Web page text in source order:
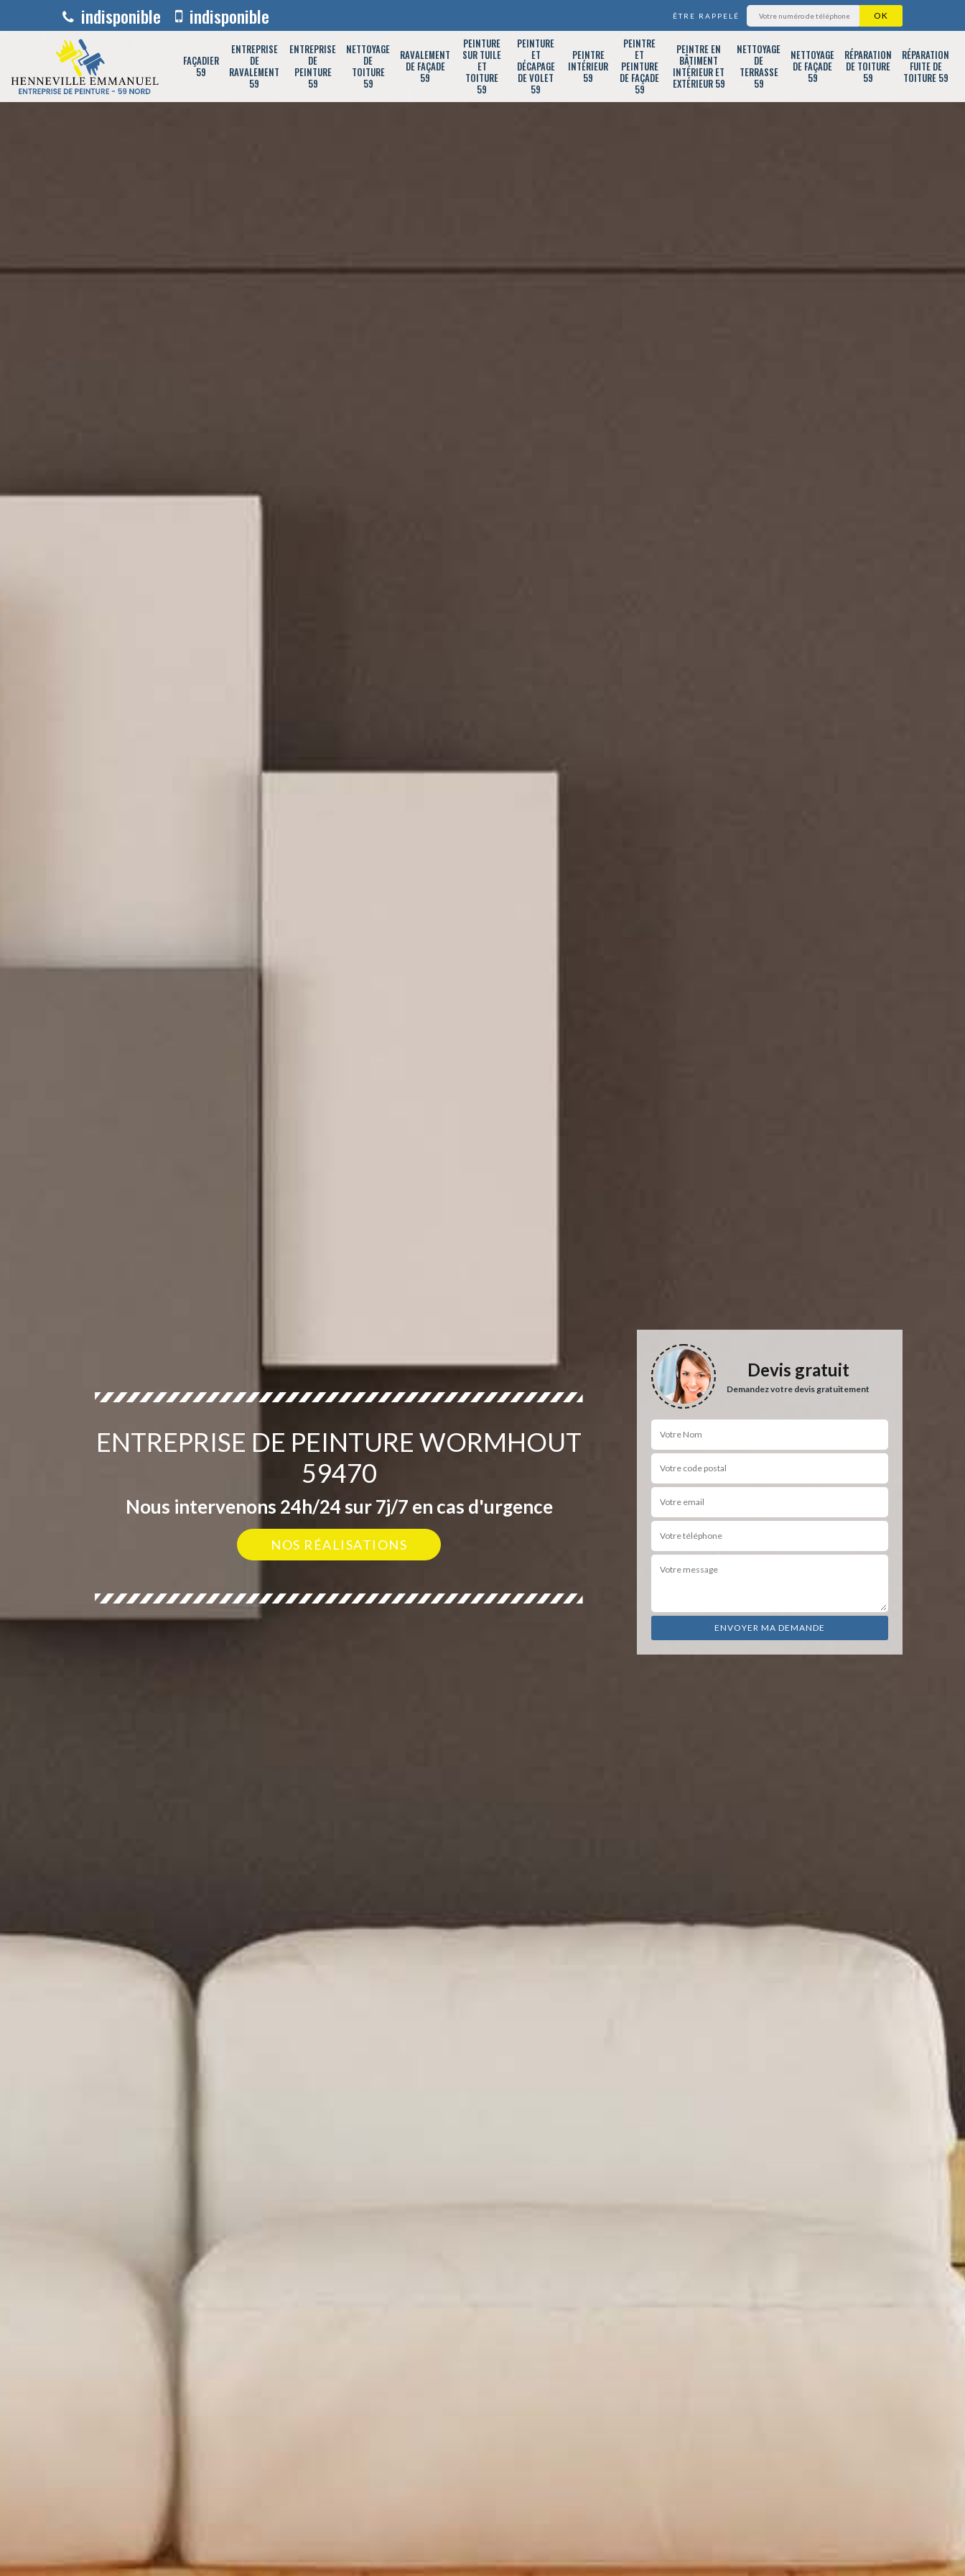
indisponible indisponible ÊTRE RAPPELÉ
FAÇADIER
59
ENTREPRISE
DE
RAVALEMENT
59
ENTREPRISE
DE
PEINTURE
59
NETTOYAGE
DE
TOITURE
59
RAVALEMENT
DE FAÇADE
59
PEINTURE
SUR TUILE
ET
TOITURE
59
PEINTURE
ET
DÉCAPAGE
DE VOLET
59
PEINTRE
INTÉRIEUR
59
PEINTRE
ET
PEINTURE
DE FAÇADE
59
PEINTRE EN
BÂTIMENT
INTÉRIEUR ET
EXTÉRIEUR 59
NETTOYAGE
DE
TERRASSE
59
NETTOYAGE
DE FAÇADE
59
RÉPARATION
DE TOITURE
59
RÉPARATION
FUITE DE
TOITURE 59
ENTREPRISE DE PEINTURE WORMHOUT
59470
Nous intervenons 24h/24 sur 7j/7 en cas d'urgence
NOS RÉALISATIONS
Devis gratuit
Demandez votre devis gratuitement